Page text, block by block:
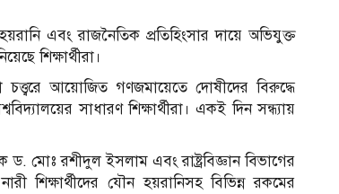
এবং রাজনৈতিক প্রতিহিংসার দায়ে অভিযুক্ত
শিক্ষার্থীরা।
আয়োজিত গণজমায়েতে দোষীদের বিরুদ্ধে
সাধারণ শিক্ষার্থীরা। একই দিন সন্ধ্যায়
ড. মোঃ রশীদুল ইসলাম এবং রাষ্ট্রবিজ্ঞান বিভাগের
শিক্ষার্থীদের যৌন হয়রানিসহ বিভিন্ন রকমের